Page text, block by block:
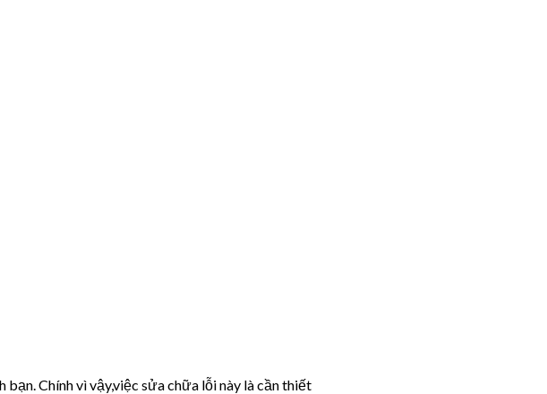
Chính vì vậy,việc sửa chữa lỗi này là cần thiết